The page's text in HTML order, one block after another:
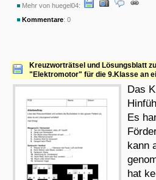
Mehr von huegel04:
Kommentare: 0
Kreuzworträtsel und Lösungsblatt
"Elektromotor" für die 9.Klasse an
Das
Es
kann
hat